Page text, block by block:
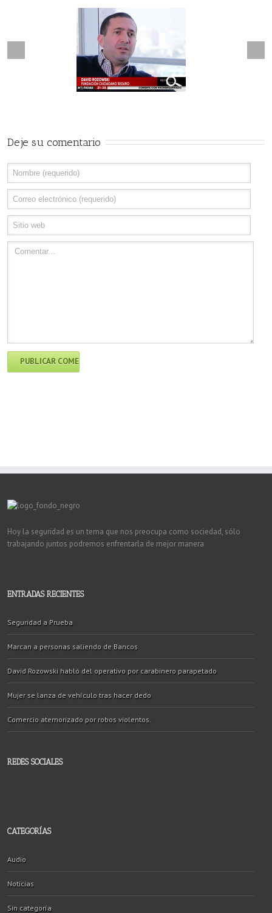
Marcan a personas saliendo
Deje su comentario
Hoy la seguridad es un tema que nos preocupa como sociedad, sólo
trabajando juntos podremos enfrentarla de mejor manera
ENTRADAS RECIENTES
Seguridad a Prueba
Marcan a personas saliendo de Bancos
David Rozowski habló del operativo por carabinero parapetado
Mujer se lanza de vehículo tras hacer dedo
Comercio atemorizado por robos violentos.
REDES SOCIALES
CATEGORÍAS
Audio
Noticias
Sin categoría